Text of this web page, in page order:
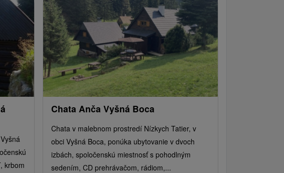
krbom
Chata Anča Vyšná Boca
Chata v malebnom prostredí Nízkych Tatier, v
obci Vyšná Boca, ponúka ubytovanie v dvoch
izbách, spoločenskú miestnosť s pohodlným
sedením, CD prehrávačom, rádiom,...